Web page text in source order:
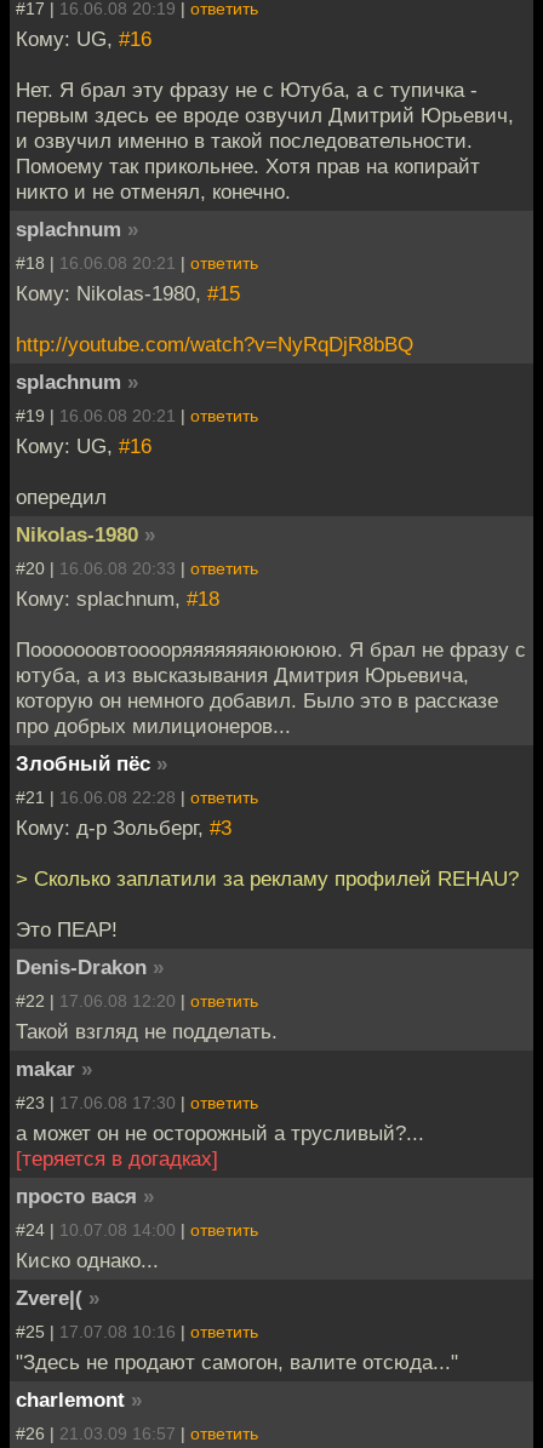
#17 | 16.06.08 20:19 | ответить
Кому: UG, #16
Нет. Я брал эту фразу не с Ютуба, а с тупичка -
первым здесь ее вроде озвучил Дмитрий Юрьевич,
и озвучил именно в такой последовательности.
Помоему так прикольнее. Хотя прав на копирайт
никто и не отменял, конечно.
splachnum »
#18 | 16.06.08 20:21 | ответить
Кому: Nikolas-1980, #15
http://youtube.com/watch?v=NyRqDjR8bBQ
splachnum »
#19 | 16.06.08 20:21 | ответить
Кому: UG, #16
опередил
Nikolas-1980 »
#20 | 16.06.08 20:33 | ответить
Кому: splachnum, #18
Пооооооовтооооряяяяяяяююююю. Я брал не фразу с
ютуба, а из высказывания Дмитрия Юрьевича,
которую он немного добавил. Было это в рассказе
про добрых милиционеров...
Злобный пёс »
#21 | 16.06.08 22:28 | ответить
Кому: д-р Зольберг, #3
> Сколько заплатили за рекламу профилей REHAU?
Это ПЕАР!
Denis-Drakon »
#22 | 17.06.08 12:20 | ответить
Такой взгляд не подделать.
makar »
#23 | 17.06.08 17:30 | ответить
а может он не осторожный а трусливый?...
[теряется в догадках]
просто вася »
#24 | 10.07.08 14:00 | ответить
Киско однако...
Zvere|( »
#25 | 17.07.08 10:16 | ответить
"Здесь не продают самогон, валите отсюда..."
charlemont »
#26 | 21.03.09 16:57 | ответить